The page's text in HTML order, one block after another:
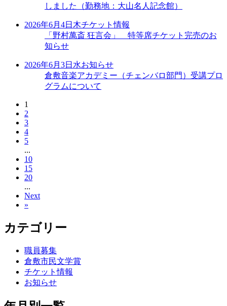
しました（勤務地：大山名人記念館）
2026年6月4日 木チケット情報
「野村萬斎 狂言会」 特等席チケット完売のお
知らせ
2026年6月3日 水お知らせ
倉敷音楽アカデミー（チェンバロ部門）受講プロ
グラムについて
1
2
3
4
5
...
10
15
20
...
Next
»
カテゴリー
職員募集
倉敷市民文学賞
チケット情報
お知らせ